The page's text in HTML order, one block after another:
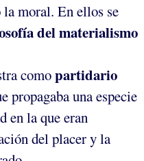
moral. En ellos se
del materialismo
comopartidario
propagaba una especie
en la que eran
del placer y la